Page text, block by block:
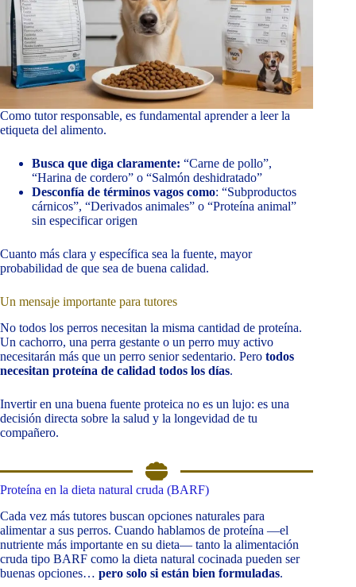
Como tutor responsable, es fundamental aprender a leer la
etiqueta del alimento.
Busca que diga claramente: “Carne de pollo”,
“Harina de cordero” o “Salmón deshidratado”
Desconfía de términos vagos como: “Subproductos
cárnicos”, “Derivados animales” o “Proteína animal”
sin especificar origen
Cuanto más clara y específica sea la fuente, mayor
probabilidad de que sea de buena calidad.
Un mensaje importante para tutores
No todos los perros necesitan la misma cantidad de proteína.
Un cachorro, una perra gestante o un perro muy activo
necesitarán más que un perro senior sedentario. Pero todos
necesitan proteína de calidad todos los días.
Invertir en una buena fuente proteica no es un lujo: es una
decisión directa sobre la salud y la longevidad de tu
compañero.
Proteína en la dieta natural cruda (BARF)
Cada vez más tutores buscan opciones naturales para
alimentar a sus perros. Cuando hablamos de proteína —el
nutriente más importante en su dieta— tanto la alimentación
cruda tipo BARF como la dieta natural cocinada pueden ser
buenas opciones… pero solo si están bien formuladas.